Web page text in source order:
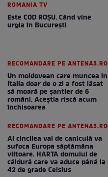
ROMANIA TV
Este COD ROŞU. Când vine
urgia în Bucureşti
RECOMANDARE PE ANTENA3.RO
Un moldovean care muncea în
Italia doar de o zi a fost lăsat
să moară pe şantier de 6
români. Aceștia riscă acum
închisoarea
RECOMANDARE PE ANTENA3.RO
Al cincilea val de caniculă va
sufoca Europa săptămâna
viitoare. HARTA domului de
căldură care va aduce până la
42 de grade Celsius